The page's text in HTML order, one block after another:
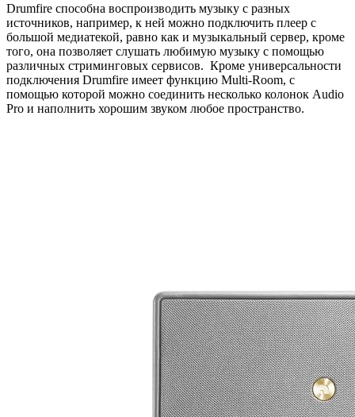
Drumfire способна воспроизводить музыку с разных
источников, например, к ней можно подключить плеер с
большой медиатекой, равно как и музыкальный сервер, кроме
того, она позволяет слушать любимую музыку с помощью
различных стриминговых сервисов. Кроме универсальности
подключения Drumfire имеет функцию Multi-Room, с
помощью которой можно соединить несколько колонок Audio
Pro и наполнить хорошим звуком любое пространство.